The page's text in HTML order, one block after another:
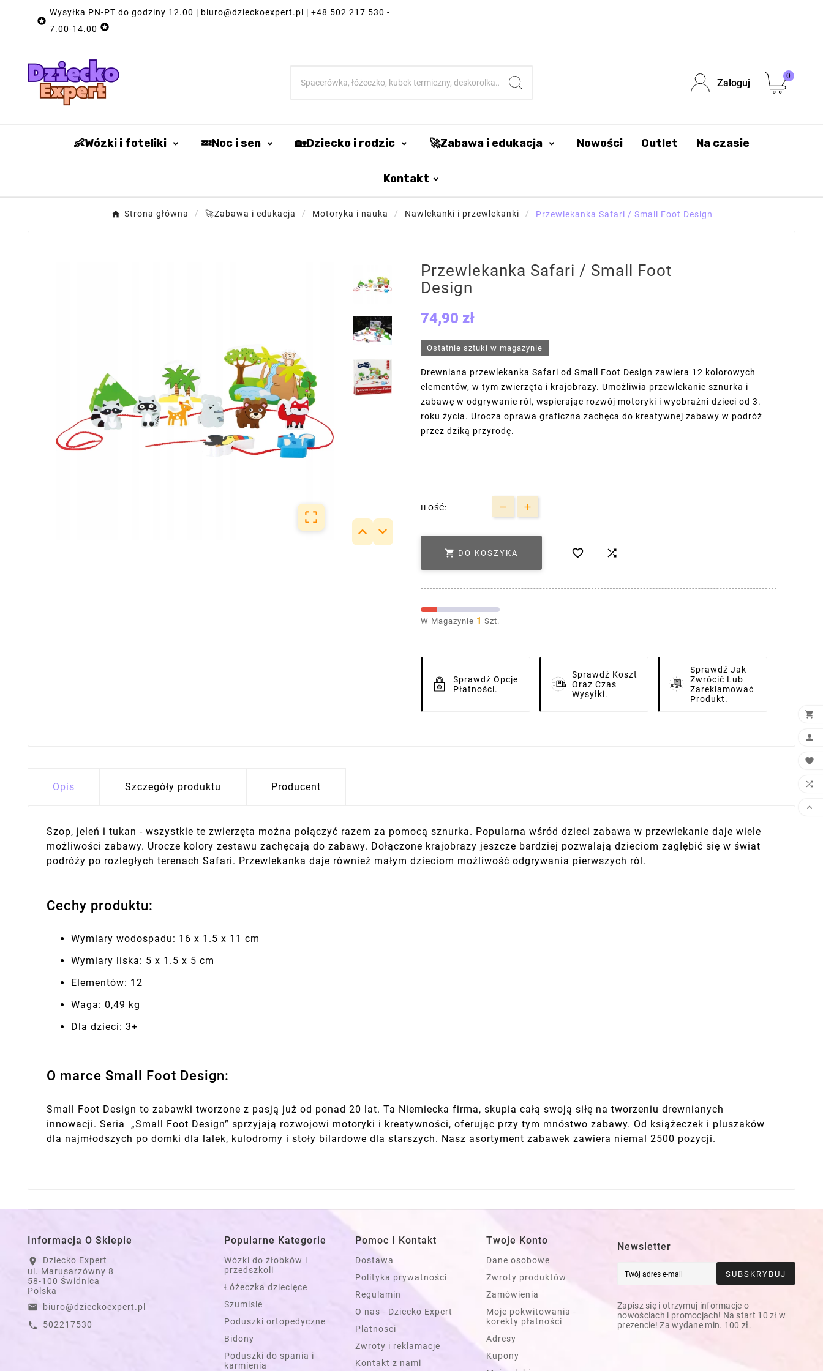

Wysyłka PN-PT do godziny 12.00 | biuro@dzieckoexpert.pl | +48 502 217 530 -
7.00-14.00 
Zaloguj
0
👶Wózki i foteliki 💤Noc i sen 🏡Dziecko i rodzic 🚀Zabawa i edukacja Nowości Outlet Na czasie
Kontakt
Strona główna 🚀Zabawa i edukacja Motoryka i nauka Nawlekanki i przewlekanki Przewlekanka Safari / Small Foot Design

 
Przewlekanka Safari / Small Foot
Design
74,90 zł
Ostatnie sztuki w magazynie
Drewniana przewlekanka Safari od Small Foot Design zawiera 12 kolorowych
elementów, w tym zwierzęta i krajobrazy. Umożliwia przewlekanie sznurka i
zabawę w odgrywanie ról, wspierając rozwój motoryki i wyobraźni dzieci od 3.
roku życia. Urocza oprawa graficzna zachęca do kreatywnej zabawy w podróż
przez dziką przyrodę.
ILOŚĆ:
 DO KOSZYKA  
W Magazynie 1 Szt.
Sprawdź Opcje
Płatności.
Sprawdź Koszt
Oraz Czas
Wysyłki.
Sprawdź Jak
Zwrócić Lub
Zareklamować
Produkt.
Opis Szczegóły produktu Producent
Szop, jeleń i tukan - wszystkie te zwierzęta można połączyć razem za pomocą sznurka. Popularna wśród dzieci zabawa w przewlekanie daje wiele
możliwości zabawy. Urocze kolory zestawu zachęcają do zabawy. Dołączone krajobrazy jeszcze bardziej pozwalają dzieciom zagłębić się w świat
podróży po rozległych terenach Safari. Przewlekanka daje również małym dzieciom możliwość odgrywania pierwszych ról.
Cechy produktu:
Wymiary wodospadu: 16 x 1.5 x 11 cm
Wymiary liska: 5 x 1.5 x 5 cm
Elementów: 12
Waga: 0,49 kg
Dla dzieci: 3+
O marce Small Foot Design:
Small Foot Design to zabawki tworzone z pasją już od ponad 20 lat. Ta Niemiecka firma, skupia całą swoją siłę na tworzeniu drewnianych
innowacji. Seria „Small Foot Design” sprzyjają rozwojowi motoryki i kreatywności, oferując przy tym mnóstwo zabawy. Od książeczek i pluszaków
dla najmłodszych po domki dla lalek, kulodromy i stoły bilardowe dla starszych. Nasz asortyment zabawek zawiera niemal 2500 pozycji.
Informacja O Sklepie
location_on
Dziecko Expert
ul. Marusarzówny 8
58-100 Świdnica
Polska
email biuro@dzieckoexpert.pl
call 502217530
Popularne Kategorie
Wózki do żłobków i
przedszkoli
Łóżeczka dziecięce
Szumisie
Poduszki ortopedyczne
Bidony
Poduszki do spania i
karmienia
Pomoc I Kontakt
Dostawa
Polityka prywatności
Regulamin
O nas - Dziecko Expert
Platnosci
Zwroty i reklamacje
Kontakt z nami
Twoje Konto
Dane osobowe
Zwroty produktów
Zamówienia
Moje pokwitowania -
korekty płatności
Adresy
Kupony
Newsletter
SUBSKRYBUJ
Zapisz się i otrzymuj informacje o
nowościach i promocjach! Na start 10 zł w
prezencie! Za wydane min. 100 zł.




